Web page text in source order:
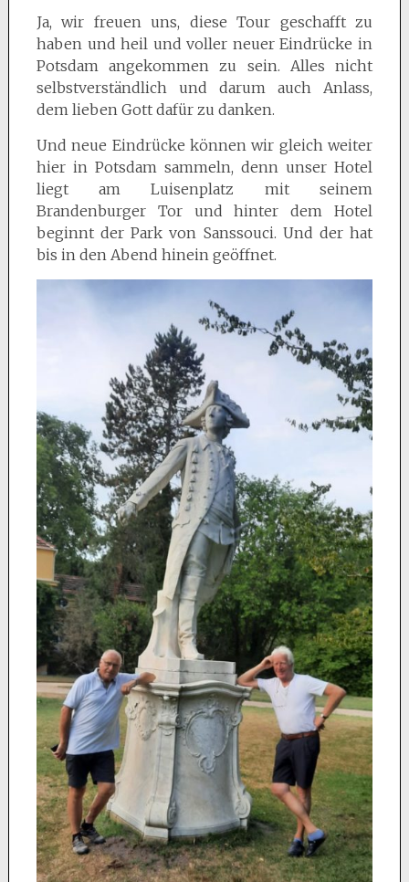
Ja, wir freuen uns, diese Tour geschafft zu
haben und heil und voller neuer Eindrücke in
Potsdam angekommen zu sein. Alles nicht
selbstverständlich und darum auch Anlass,
dem lieben Gott dafür zu danken.
Und neue Eindrücke können wir gleich weiter
hier in Potsdam sammeln, denn unser Hotel
liegt am Luisenplatz mit seinem
Brandenburger Tor und hinter dem Hotel
beginnt der Park von Sanssouci. Und der hat
bis in den Abend hinein geöffnet.